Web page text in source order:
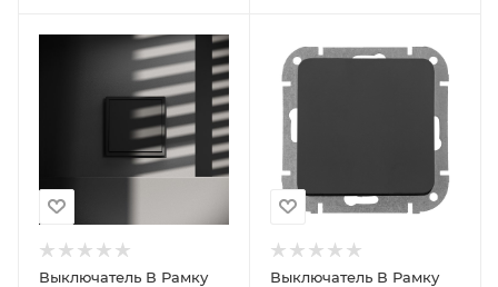
Выключатель В Рамку
Выключатель В Рамку